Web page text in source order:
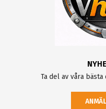
Ta del av våra